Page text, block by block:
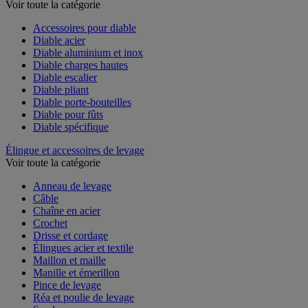
Voir toute la catégorie
Accessoires pour diable
Diable acier
Diable aluminium et inox
Diable charges hautes
Diable escalier
Diable pliant
Diable porte-bouteilles
Diable pour fûts
Diable spécifique
Élingue et accessoires de levage
Voir toute la catégorie
Anneau de levage
Câble
Chaîne en acier
Crochet
Drisse et cordage
Élingues acier et textile
Maillon et maille
Manille et émerillon
Pince de levage
Réa et poulie de levage